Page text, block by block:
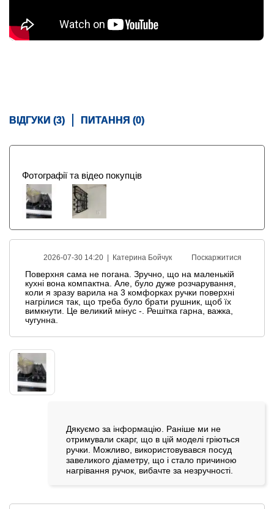
ВІДГУКИ (3) ПИТАННЯ (0)
Фотографії та відео покупців
2026-07-30 14:20 | Катерина Бойчук Поскаржитися
Поверхня сама не погана. Зручно, що на маленькій
кухні вона компактна. Але, було дуже розчарування,
коли я зразу варила на 3 комфорках ручки поверхні
нагрілися так, що треба було брати рушник, щоб їх
вимкнути. Це великий мінус -. Решітка гарна, важка,
чугунна.
Дякуємо за інформацію. Раніше ми не
отримували скарг, що в цій моделі гріються
ручки. Можливо, використовувався посуд
завеликого діаметру, що і стало причиною
нагрівання ручок, вибачте за незручності.